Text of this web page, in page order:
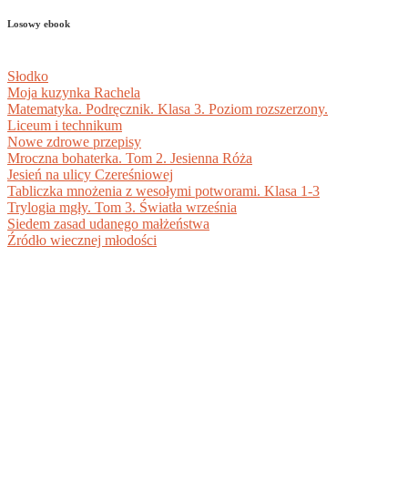
Losowy ebook
Słodko
Moja kuzynka Rachela
Matematyka. Podręcznik. Klasa 3. Poziom rozszerzony.
Liceum i technikum
Nowe zdrowe przepisy
Mroczna bohaterka. Tom 2. Jesienna Róża
Jesień na ulicy Czereśniowej
Tabliczka mnożenia z wesołymi potworami. Klasa 1-3
Trylogia mgły. Tom 3. Światła września
Siedem zasad udanego małżeństwa
Źródło wiecznej młodości